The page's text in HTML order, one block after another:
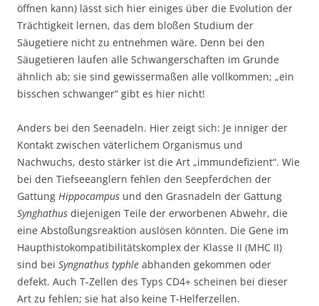
öffnen kann) lässt sich hier einiges über die Evolution der
Trächtigkeit lernen, das dem bloßen Studium der
Säugetiere nicht zu entnehmen wäre. Denn bei den
Säugetieren laufen alle Schwangerschaften im Grunde
ähnlich ab; sie sind gewissermaßen alle vollkommen; „ein
bisschen schwanger“ gibt es hier nicht!
Anders bei den Seenadeln. Hier zeigt sich: Je inniger der
Kontakt zwischen väterlichem Organismus und
Nachwuchs, desto stärker ist die Art „immundefizient“. Wie
bei den Tiefseeanglern fehlen den Seepferdchen der
Gattung Hippocampus und den Grasnadeln der Gattung
Synghathus diejenigen Teile der erworbenen Abwehr, die
eine Abstoßungsreaktion auslösen könnten. Die Gene im
Haupthistokompatibilitätskomplex der Klasse II (MHC II)
sind bei Syngnathus typhle abhanden gekommen oder
defekt. Auch T-Zellen des Typs CD4+ scheinen bei dieser
Art zu fehlen; sie hat also keine T-Helferzellen.